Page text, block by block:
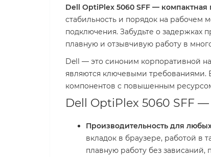
Dell OptiPlex 5060 SFF —
стабильность и порядок на рабочем
подключения. Забудьте о
плавную и отзывчивую работу в
Dell — это синоним корпоративной
являются ключевыми требованиями.
компонентов с повышенным
Dell OptiPlex 5060 SFF
Производительность для
вкладок в браузере, работой
плавную работу без зависаний,